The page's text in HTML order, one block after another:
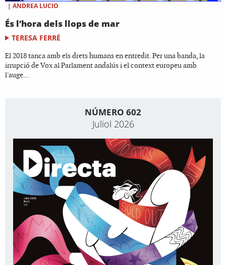
| ANDREA LUCIO
És l’hora dels llops de mar
TERESA FERRÉ
El 2018 tanca amb els drets humans en entredit. Per una banda, la
irrupció de Vox al Parlament andalús i el context europeu amb
l'auge...
NÚMERO 602
Juliol 2026